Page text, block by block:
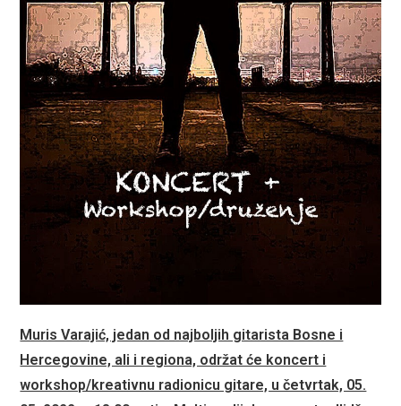
Muris Varajić, jedan od najboljih gitarista Bosne i
Hercegovine, ali i regiona, održat će koncert i
workshop/kreativnu radionicu gitare, u četvrtak, 05.